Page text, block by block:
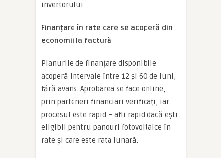
invertorului.
Finanțare în rate care se acoperă din
economii la factură
Planurile de finanțare disponibile
acoperă intervale între 12 și 60 de luni,
fără avans. Aprobarea se face online,
prin parteneri financiari verificați, iar
procesul este rapid – afli rapid dacă ești
eligibil pentru panouri fotovoltaice în
rate și care este rata lunară.